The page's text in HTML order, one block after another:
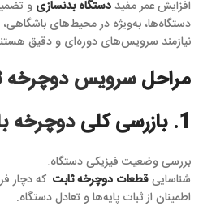
افزایش عمر مفیددستگاه بدنسازی و
دستگاه‌ها، به‌ویژه در محیط‌های باشگاهی،
نیازمند سرویس‌های دوره‌ای و دقیق
مراحلسرویس دوچرخه
1. بازرسی کلی
دوچرخه
بررسی وضعیت فیزیکی دستگاه.
شناساییقطعات دوچرخه ثابت که دچار
اطمینان از ثبات پایه‌ها و تعادل دستگاه.